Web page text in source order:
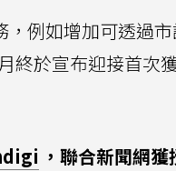
例如增加可透過
終於宣布迎接首次
，聯合新聞網獲